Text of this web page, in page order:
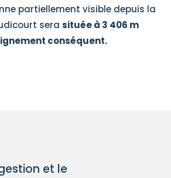
partiellement visible depuis la
sera située à 3 406 m
conséquent.
et le